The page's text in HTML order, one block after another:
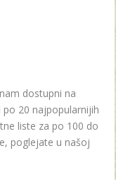
dostupni na
20 najpopularnijih
liste za po 100 do
poglejate u našoj